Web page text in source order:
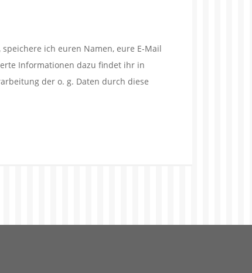
ich euren Namen, eure E-Mail
Informationen dazu findet ihr in
der o. g. Daten durch diese